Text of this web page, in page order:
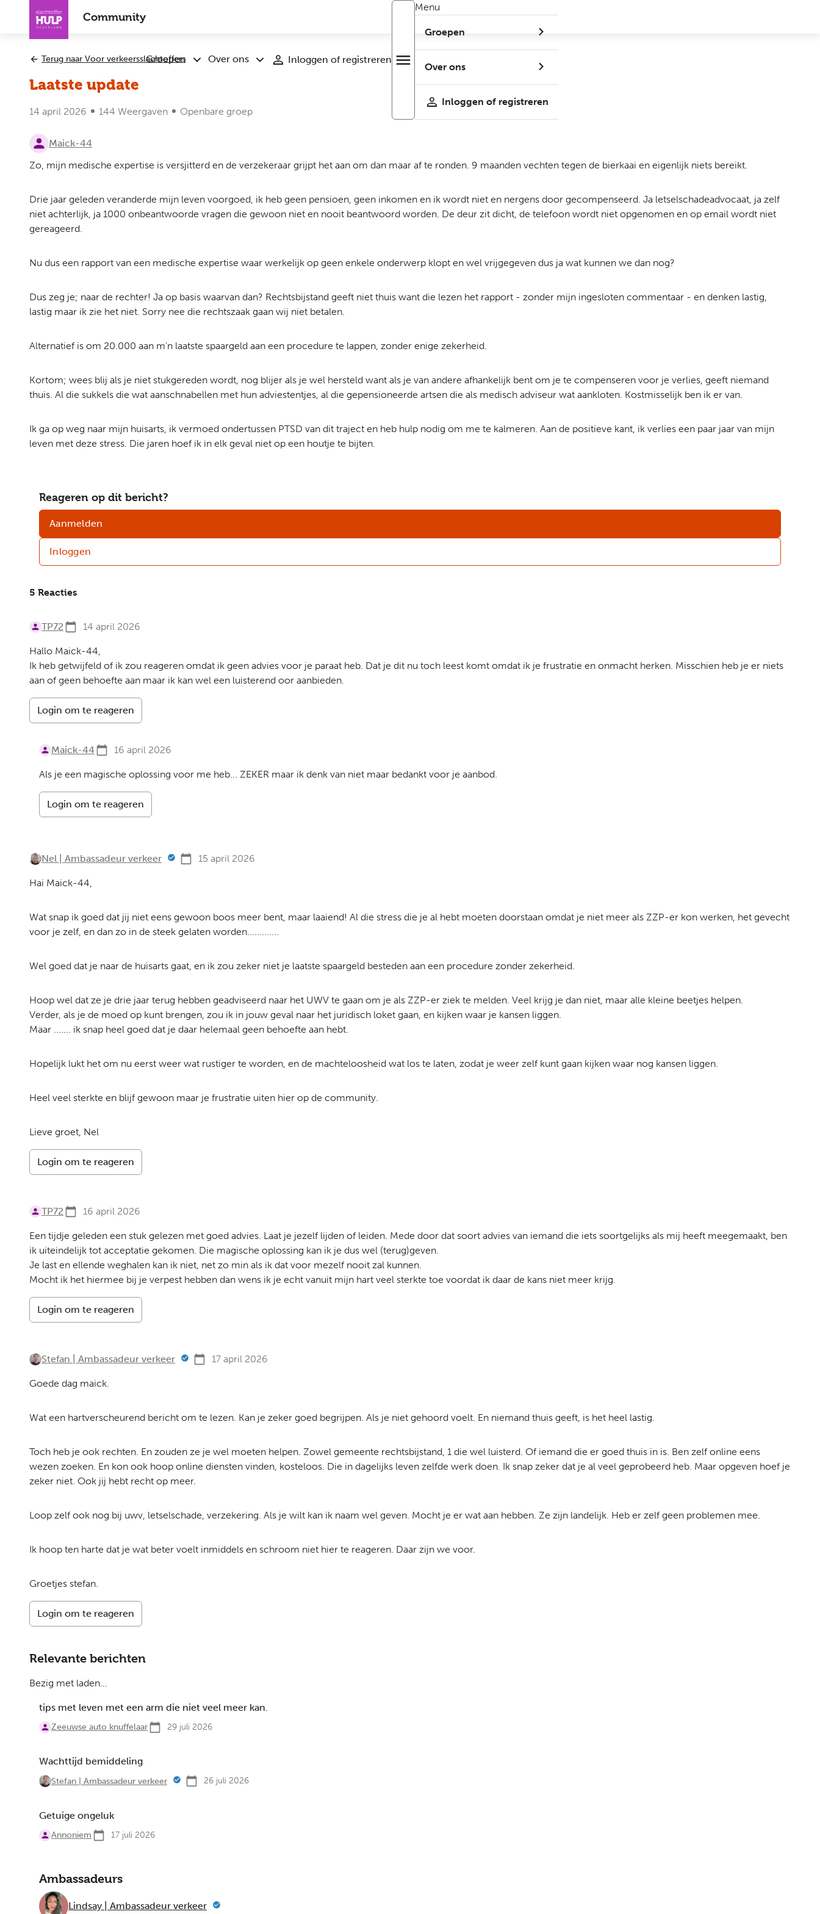
Overslaan
Community
Groepen
Submenu
Over ons
SubmenuInloggen of registreren Open
Menu
Groepen
Groepen
Over ons
Over
Inloggen of registreren
Terug naar Voor verkeersslachtoffers
Laatste update
14 april 2026 144 Weergaven Openbare groep
Maick-44
Zo, mijn medische expertise is versjitterd en de verzekeraar grijpt het aan om dan maar af te ronden. 9 maanden vechten tegen de bierkaai en eigenlijk niets bereikt.
Drie jaar geleden veranderde mijn leven voorgoed, ik heb geen pensioen, geen inkomen en ik wordt niet en nergens door gecompenseerd. Ja letselschadeadvocaat, ja zelf
niet achterlijk, ja 1000 onbeantwoorde vragen die gewoon niet en nooit beantwoord worden. De deur zit dicht, de telefoon wordt niet opgenomen en op email wordt niet
gereageerd.
Nu dus een rapport van een medische expertise waar werkelijk op geen enkele onderwerp klopt en wel vrijgegeven dus ja wat kunnen we dan nog?
Dus zeg je; naar de rechter! Ja op basis waarvan dan? Rechtsbijstand geeft niet thuis want die lezen het rapport - zonder mijn ingesloten commentaar - en denken lastig,
lastig maar ik zie het niet. Sorry nee die rechtszaak gaan wij niet betalen.
Alternatief is om 20.000 aan m'n laatste spaargeld aan een procedure te lappen, zonder enige zekerheid.
Kortom; wees blij als je niet stukgereden wordt, nog blijer als je wel hersteld want als je van andere afhankelijk bent om je te compenseren voor je verlies, geeft niemand
thuis. Al die sukkels die wat aanschnabellen met hun adviestentjes, al die gepensioneerde artsen die als medisch adviseur wat aankloten. Kostmisselijk ben ik er van.
Ik ga op weg naar mijn huisarts, ik vermoed ondertussen PTSD van dit traject en heb hulp nodig om me te kalmeren. Aan de positieve kant, ik verlies een paar jaar van mijn
leven met deze stress. Die jaren hoef ik in elk geval niet op een houtje te bijten.
Reageren op dit bericht?
Aanmelden
Inloggen
5 Reacties
TP72 14 april 2026
Hallo Maick-44,
Ik heb getwijfeld of ik zou reageren omdat ik geen advies voor je paraat heb. Dat je dit nu toch leest komt omdat ik je frustratie en onmacht herken. Misschien heb je er niets
aan of geen behoefte aan maar ik kan wel een luisterend oor aanbieden.
Login om te reageren
Maick-44 16 april 2026
Als je een magische oplossing voor me heb... ZEKER maar ik denk van niet maar bedankt voor je aanbod.
Login om te reageren
Nel | Ambassadeur verkeer 15 april 2026
Hai Maick-44,
Wat snap ik goed dat jij niet eens gewoon boos meer bent, maar laaiend! Al die stress die je al hebt moeten doorstaan omdat je niet meer als ZZP-er kon werken, het gevecht
voor je zelf, en dan zo in de steek gelaten worden.............
Wel goed dat je naar de huisarts gaat, en ik zou zeker niet je laatste spaargeld besteden aan een procedure zonder zekerheid.
Hoop wel dat ze je drie jaar terug hebben geadviseerd naar het UWV te gaan om je als ZZP-er ziek te melden. Veel krijg je dan niet, maar alle kleine beetjes helpen.
Verder, als je de moed op kunt brengen, zou ik in jouw geval naar het juridisch loket gaan, en kijken waar je kansen liggen.
Maar ....... ik snap heel goed dat je daar helemaal geen behoefte aan hebt.
Hopelijk lukt het om nu eerst weer wat rustiger te worden, en de machteloosheid wat los te laten, zodat je weer zelf kunt gaan kijken waar nog kansen liggen.
Heel veel sterkte en blijf gewoon maar je frustratie uiten hier op de community.
Lieve groet, Nel
Login om te reageren
TP72 16 april 2026
Een tijdje geleden een stuk gelezen met goed advies. Laat je jezelf lijden of leiden. Mede door dat soort advies van iemand die iets soortgelijks als mij heeft meegemaakt, ben
ik uiteindelijk tot acceptatie gekomen. Die magische oplossing kan ik je dus wel (terug)geven.
Je last en ellende weghalen kan ik niet, net zo min als ik dat voor mezelf nooit zal kunnen.
Mocht ik het hiermee bij je verpest hebben dan wens ik je echt vanuit mijn hart veel sterkte toe voordat ik daar de kans niet meer krijg.
Login om te reageren
Stefan | Ambassadeur verkeer 17 april 2026
Goede dag maick.
Wat een hartverscheurend bericht om te lezen. Kan je zeker goed begrijpen. Als je niet gehoord voelt. En niemand thuis geeft, is het heel lastig.
Toch heb je ook rechten. En zouden ze je wel moeten helpen. Zowel gemeente rechtsbijstand, 1 die wel luisterd. Of iemand die er goed thuis in is. Ben zelf online eens
wezen zoeken. En kon ook hoop online diensten vinden, kosteloos. Die in dagelijks leven zelfde werk doen. Ik snap zeker dat je al veel geprobeerd heb. Maar opgeven hoef je
zeker niet. Ook jij hebt recht op meer.
Loop zelf ook nog bij uwv, letselschade, verzekering. Als je wilt kan ik naam wel geven. Mocht je er wat aan hebben. Ze zijn landelijk. Heb er zelf geen problemen mee.
Ik hoop ten harte dat je wat beter voelt inmiddels en schroom niet hier te reageren. Daar zijn we voor.
Groetjes stefan.
Login om te reageren
Relevante berichten
Bezig met laden...
tips met leven met een arm die niet veel meer kan.
Zeeuwse auto knuffelaar 29 juli 2026
Wachttijd bemiddeling
Stefan | Ambassadeur verkeer 26 juli 2026
Getuige ongeluk
Annoniem 17 juli 2026
Ambassadeurs
Lindsay | Ambassadeur verkeer